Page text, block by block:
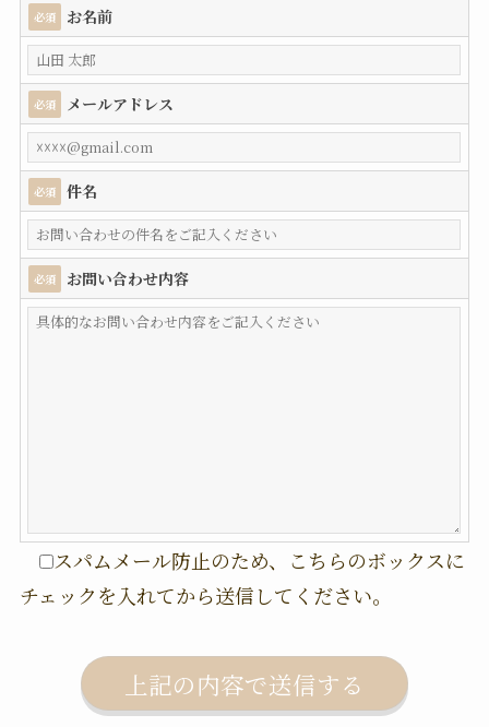
必須 お名前
必須 メールアドレス
必須 件名
必須 お問い合わせ内容
スパムメール防止のため、こちらのボックスに
チェックを入れてから送信してください。